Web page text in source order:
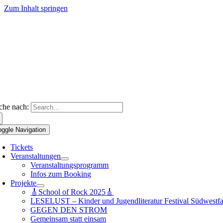
Zum Inhalt springen
nach:
Navigation
Tickets
Veranstaltungen
Veranstaltungsprogramm
Infos zum Booking
Projekte
🎸School of Rock 2025🎸
LESELUST – Kinder und Jugendliteratur Festival
GEGEN DEN STROM
Gemeinsam statt einsam